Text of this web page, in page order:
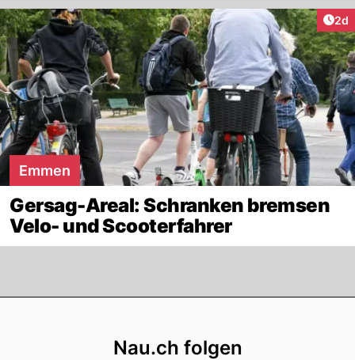
2d
Emmen
Gersag-Areal: Schranken bremsen
Velo- und Scooterfahrer
Nau.ch folgen